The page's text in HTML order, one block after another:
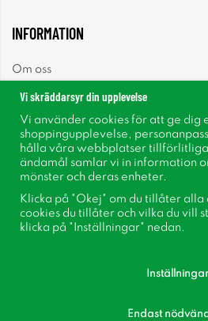
INFORMATION
Om oss
Nyhetsbrev
Om cookies
Inspiration
Vi skräddarsyr din upplevelse
Vi använder cookies för att ge dig
shoppingupplevelse,
hålla våra webbplatser tillförlitliga
ändamål samlar vi in information
mönster och deras enheter.
Klicka på "Okej" om du tillåter alla
cookies du tillåter och vilka du vill
klicka på "Inställningar" nedan.
Inställningar
Endast